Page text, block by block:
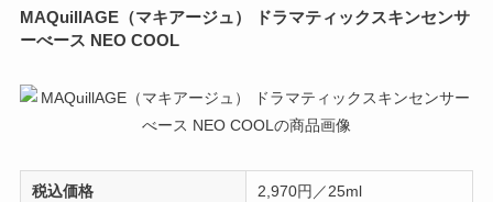
MAQuillAGE（マキアージュ） ドラマティックスキンセンサ
ーべース NEO COOL
税込価格 2,970円／25ml